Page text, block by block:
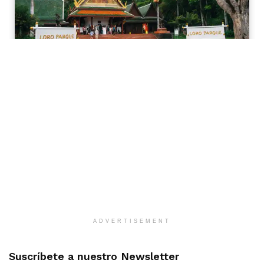
ADVERTISEMENT
Suscríbete a nuestro Newsletter